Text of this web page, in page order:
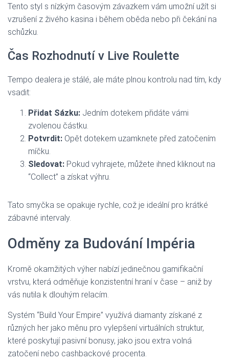
Tento styl s nízkým časovým závazkem vám umožní užít si
vzrušení z živého kasina i během oběda nebo při čekání na
schůzku.
Čas Rozhodnutí v Live Roulette
Tempo dealera je stálé, ale máte plnou kontrolu nad tím, kdy
vsadit:
Přidat Sázku: Jedním dotekem přidáte vámi
zvolenou částku.
Potvrdit: Opět dotekem uzamknete před zatočením
míčku.
Sledovat: Pokud vyhrajete, můžete ihned kliknout na
“Collect” a získat výhru.
Tato smyčka se opakuje rychle, což je ideální pro krátké
zábavné intervaly.
Odměny za Budování Impéria
Kromě okamžitých výher nabízí jedinečnou gamifikační
vrstvu, která odměňuje konzistentní hraní v čase – aniž by
vás nutila k dlouhým relacím.
Systém “Build Your Empire” využívá diamanty získané z
různých her jako měnu pro vylepšení virtuálních struktur,
které poskytují pasivní bonusy, jako jsou extra volná
zatočení nebo cashbackové procenta.